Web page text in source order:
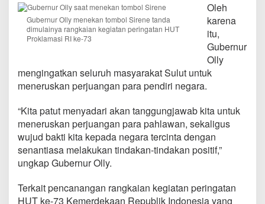
k
a
m
I
n
a
t
k
a
n
a
s
Gubernur Olly menekan tombol Sirene tanda
dimulainya rangkaian kegiatan peringatan HUT
Proklamasi RI ke-73
Oleh
karena
itu,
Gubernur
Olly
mengingatkan seluruh masyarakat Sulut untuk
meneruskan perjuangan para pendiri negara.
“Kita patut menyadari akan tanggungjawab kita untuk
meneruskan perjuangan para pahlawan, sekaligus
wujud bakti kita kepada negara tercinta dengan
senantiasa melakukan tindakan-tindakan positif,”
ungkap Gubernur Olly.
Terkait pencanangan rangkaian kegiatan peringatan
HUT ke-73 Kemerdekaan Republik Indonesia yang